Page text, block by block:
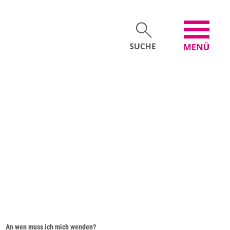
An wen muss ich mich wenden?